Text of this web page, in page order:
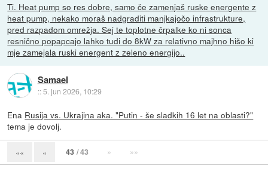
Ti. Heat pump so res dobre, samo če zamenjaš ruske energente z
heat pump, nekako moraš nadgraditi manjkajočo infrastrukture,
pred razpadom omrežja. Sej te toplotne črpalke ko ni sonca
resnično popapcajo lahko tudi do 8kW za relativno majhno hišo ki
mje zamejala ruski energent z zeleno energijo..
Samael
::5. jun 2026, 10:29
Ena Rusija vs. Ukrajina aka. "Putin - še sladkih 16 let na oblasti?"
tema je dovolj.
«« « 43 / 43 » »»